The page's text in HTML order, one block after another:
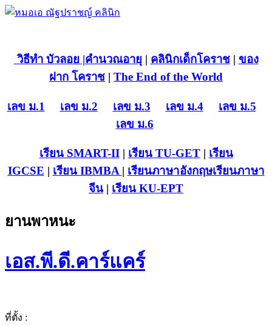
วิธีทำ บัวลอย |คำนวณอายุ | คลินิกเด็กโคราช| ของ
ฝาก โคราช | The End of the World
เลข ม.1 เลข ม.2 เลข ม.3 เลข ม.4
เลข ม.5
เลข ม.6
เรียน SMART-II| เรียน TU-GET| เรียน
IGCSE | เรียน IBMBA | เรียนภาษาอังกฤษเรียนภาษา
จีน | เรียน KU-EPT
ยานพาหนะ
เอส.พี.ดี.คาร์แคร์
ที่ตั้ง :